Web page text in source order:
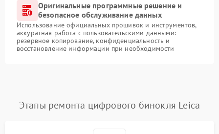
Оригинальные программные решение и
безопасное обслуживание данных
Использование официальных прошивок и инструментов,
аккуратная работа с пользовательскими данными:
резервное копирование, конфиденциальность и
восстановление информации при необходимости
Этапы ремонта цифрового бинокля Leica